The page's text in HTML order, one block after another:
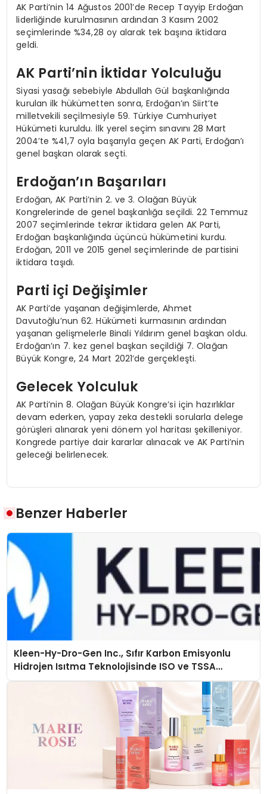
AK Parti’nin 14 Ağustos 2001’de Recep Tayyip Erdoğan
liderliğinde kurulmasının ardından 3 Kasım 2002
seçimlerinde %34,28 oy alarak tek başına iktidara
geldi.
AK Parti’nin İktidar Yolculuğu
Siyasi yasağı sebebiyle Abdullah Gül başkanlığında
kurulan ilk hükümetten sonra, Erdoğan’ın Siirt’te
milletvekili seçilmesiyle 59. Türkiye Cumhuriyet
Hükümeti kuruldu. İlk yerel seçim sınavını 28 Mart
2004’te %41,7 oyla başarıyla geçen AK Parti, Erdoğan’ı
genel başkan olarak seçti.
Erdoğan’ın Başarıları
Erdoğan, AK Parti’nin 2. ve 3. Olağan Büyük
Kongrelerinde de genel başkanlığa seçildi. 22 Temmuz
2007 seçimlerinde tekrar iktidara gelen AK Parti,
Erdoğan başkanlığında üçüncü hükümetini kurdu.
Erdoğan, 2011 ve 2015 genel seçimlerinde de partisini
iktidara taşıdı.
Parti içi Değişimler
AK Parti’de yaşanan değişimlerde, Ahmet
Davutoğlu’nun 62. Hükümeti kurmasının ardından
yaşanan gelişmelerle Binali Yıldırım genel başkan oldu.
Erdoğan’ın 7. kez genel başkan seçildiği 7. Olağan
Büyük Kongre, 24 Mart 2021’de gerçekleşti.
Gelecek Yolculuk
AK Parti’nin 8. Olağan Büyük Kongre’si için hazırlıklar
devam ederken, yapay zeka destekli sorularla delege
görüşleri alınarak yeni dönem yol haritası şekilleniyor.
Kongrede partiye dair kararlar alınacak ve AK Parti’nin
geleceği belirlenecek.
Benzer Haberler
Kleen-Hy-Dro-Gen Inc., Sıfır Karbon Emisyonlu
Hidrojen Isıtma Teknolojisinde ISO ve TSSA
Düzenleyici Onaylarını Aldı